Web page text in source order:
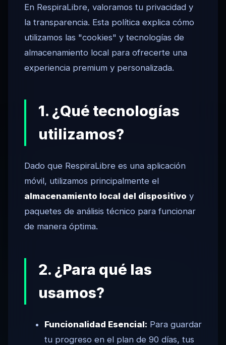
En RespiraLibre, valoramos tu privacidad y
la transparencia. Esta política explica cómo
utilizamos las "cookies" y tecnologías de
almacenamiento local para ofrecerte una
experiencia premium y personalizada.
1. ¿Qué tecnologías
utilizamos?
Dado que RespiraLibre es una aplicación
móvil, utilizamos principalmente el
almacenamiento local del dispositivo y
paquetes de análisis técnico para funcionar
de manera óptima.
2. ¿Para qué las
usamos?
Funcionalidad Esencial: Para guardar
tu progreso en el plan de 90 días, tus